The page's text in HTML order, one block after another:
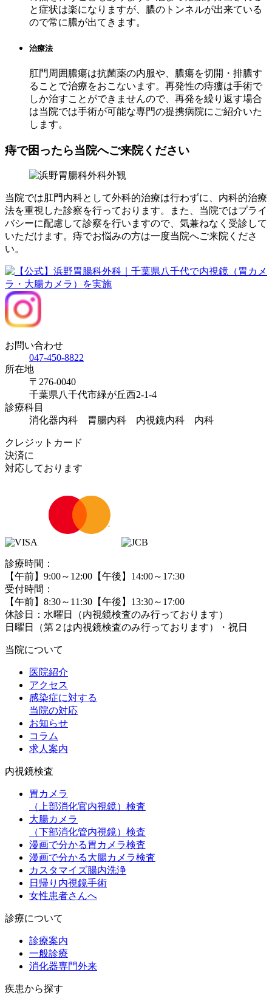
と症状は楽になりますが、膿のトンネルが出来ている
ので常に膿が出てきます。
治療法
肛門周囲膿瘍は抗菌薬の内服や、膿瘍を切開・排膿す
ることで治療をおこないます。再発性の痔瘻は手術で
しか治すことができませんので、再発を繰り返す場合
は当院では手術が可能な専門の提携病院にご紹介いた
します。
痔で困ったら当院へご来院ください
当院では肛門内科として外科的治療は行わずに、内科的治療
法を重視した診察を行っております。また、当院ではプライ
バシーに配慮して診察を行いますので、気兼ねなく受診して
いただけます。痔でお悩みの方は一度当院へご来院くださ
い。
お問い合わせ
047-450-8822
所在地
〒276-0040
千葉県八千代市緑が丘西2-1-4
診療科目
消化器内科 胃腸内科 内視鏡内科 内科
クレジットカード
決済に
対応しております
診療時間：
【午前】9:00～12:00【午後】14:00～17:30
受付時間：
【午前】8:30～11:30【午後】13:30～17:00
休診日：水曜日（内視鏡検査のみ行っております）
日曜日（第２は内視鏡検査のみ行っております）・祝日
当院について
医院紹介
アクセス
感染症に対する
当院の対応
お知らせ
コラム
求人案内
内視鏡検査
胃カメラ
（上部消化官内視鏡） 検査
大腸カメラ
（下部消化管内視鏡） 検査
漫画で分かる胃カメラ検査
漫画で分かる大腸カメラ検査
カスタマイズ腸内洗浄
日帰り内視鏡手術
女性患者さんへ
診療について
診療案内
一般診療
消化器専門外来
疾患から探す